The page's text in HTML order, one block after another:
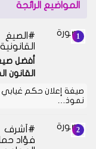
المواضيع الرائجة
الصيغ
القانونية
أفضل
القانون
صيغة إعلان حكم
نموذ…
أشرف
فؤاد